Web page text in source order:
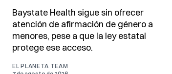
Baystate Health sigue sin ofrecer
atención de afirmación de género a
menores, pese a que la ley estatal
protege ese acceso.
EL PLANETA TEAM